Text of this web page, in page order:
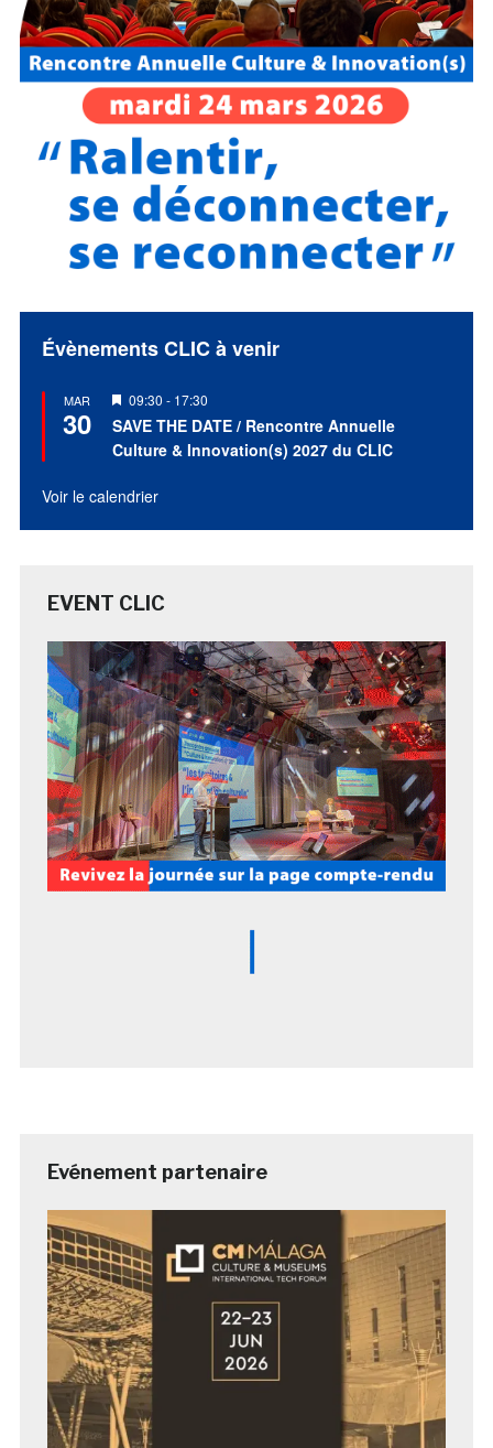
Évènements CLIC à venir
MAR
30
Mis
en
avant
09:30 - 17:30
SAVE THE DATE / Rencontre Annuelle
Culture & Innovation(s) 2027 du CLIC
Voir le calendrier
EVENT CLIC
Evénement partenaire